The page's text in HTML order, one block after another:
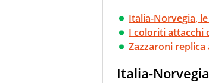
Italia-Norvegia,
I coloriti attacchi
Zazzaroni
Italia-